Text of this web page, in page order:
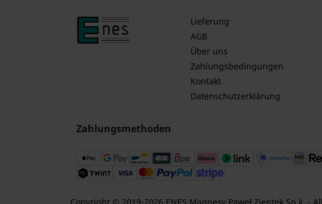
Lieferung
AGB
Über uns
Zahlungsbedingungen
Kontakt
Datenschutzerklärung
Zahlungsmethoden
Copyright © 2019-2026 ENES Magnesy Paweł Zientek Sp.k. -